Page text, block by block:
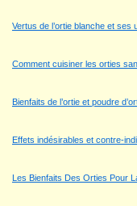
Vertus de l’ortie blanche et ses
Comment cuisiner les orties
Bienfaits de l’ortie et poudre
Effets indésirables et contre-
Les Bienfaits Des Orties Pour